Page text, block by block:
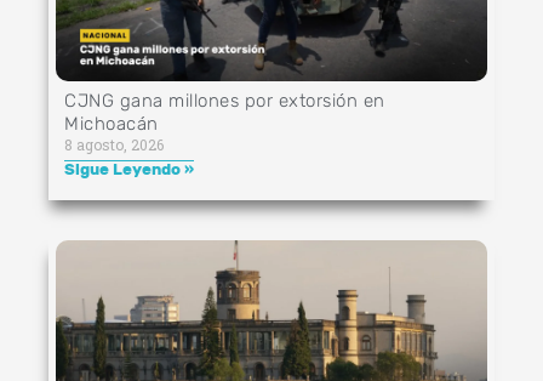
CJNG gana millones por extorsión en
Michoacán
8 agosto, 2026
Sigue Leyendo »